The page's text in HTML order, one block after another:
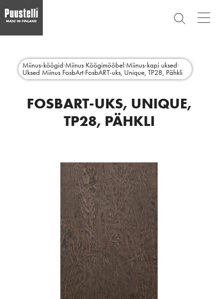
content
SEARCH
menu
et
Miinus-köögid Miinus Köögimööbel Miinus-kapi uksed
Uksed Miinus FosbArt FosbART-uks, Unique, TP28, Pähkli
FOSBART-UKS, UNIQUE,
TP28, PÄHKLI